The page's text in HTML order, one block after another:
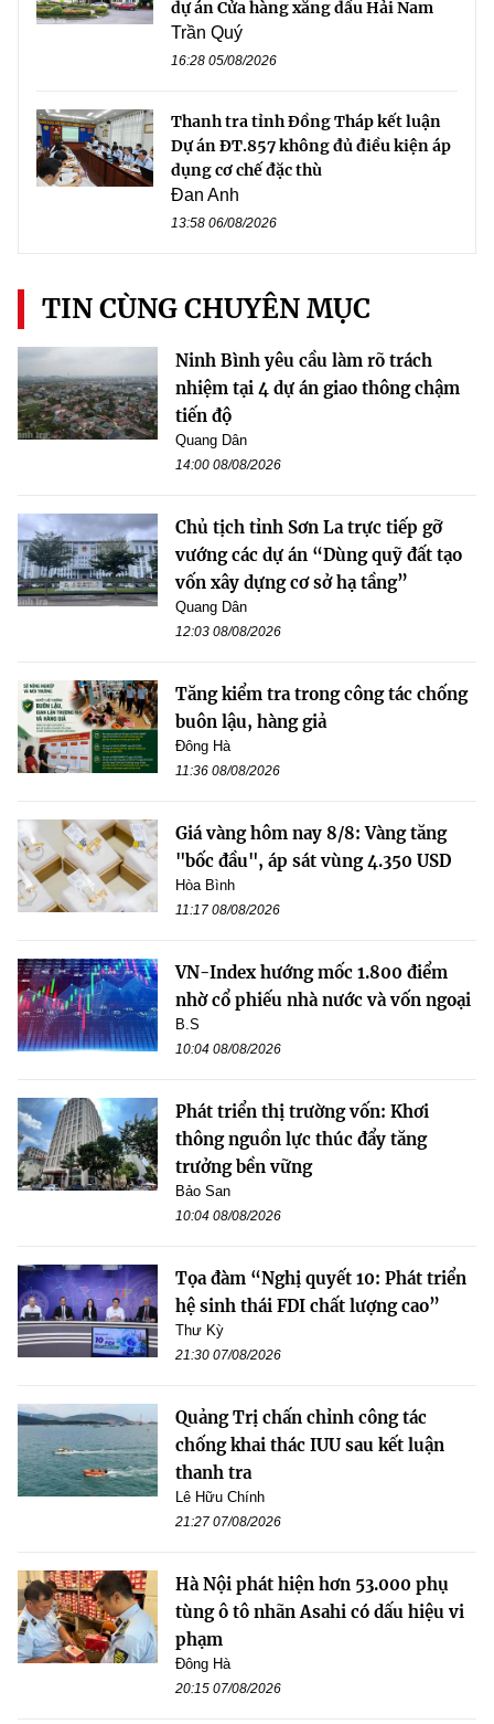
dự án Cửa hàng xăng dầu Hải Nam
Trần Quý
16:28 05/08/2026
Thanh tra tỉnh Đồng Tháp kết luận
Dự án ĐT.857 không đủ điều kiện áp
dụng cơ chế đặc thù
Đan Anh
13:58 06/08/2026
TIN CÙNG CHUYÊN MỤC
Ninh Bình yêu cầu làm rõ trách
nhiệm tại 4 dự án giao thông chậm
tiến độ
Quang Dân
14:00 08/08/2026
Chủ tịch tỉnh Sơn La trực tiếp gỡ
vướng các dự án “Dùng quỹ đất tạo
vốn xây dựng cơ sở hạ tầng”
Quang Dân
12:03 08/08/2026
Tăng kiểm tra trong công tác chống
buôn lậu, hàng giả
Đông Hà
11:36 08/08/2026
Giá vàng hôm nay 8/8: Vàng tăng
"bốc đầu", áp sát vùng 4.350 USD
Hòa Bình
11:17 08/08/2026
VN-Index hướng mốc 1.800 điểm
nhờ cổ phiếu nhà nước và vốn ngoại
B.S
10:04 08/08/2026
Phát triển thị trường vốn: Khơi
thông nguồn lực thúc đẩy tăng
trưởng bền vững
Bảo San
10:04 08/08/2026
Tọa đàm “Nghị quyết 10: Phát triển
hệ sinh thái FDI chất lượng cao”
Thư Kỳ
21:30 07/08/2026
Quảng Trị chấn chỉnh công tác
chống khai thác IUU sau kết luận
thanh tra
Lê Hữu Chính
21:27 07/08/2026
Hà Nội phát hiện hơn 53.000 phụ
tùng ô tô nhãn Asahi có dấu hiệu vi
phạm
Đông Hà
20:15 07/08/2026